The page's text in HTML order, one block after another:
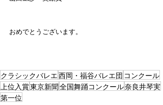
おめでとうございます。
クラシックバレエ 西岡・福谷バレエ団 コンクール
上位入賞 東京新聞 全国舞踊コンクール 奈良井琴実
第一位